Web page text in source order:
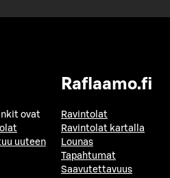
ovat
uuteen
Raflaamo.fi
Ravintolat
Ravintolat kartalla
Lounas
Tapahtumat
Saavutettavuus